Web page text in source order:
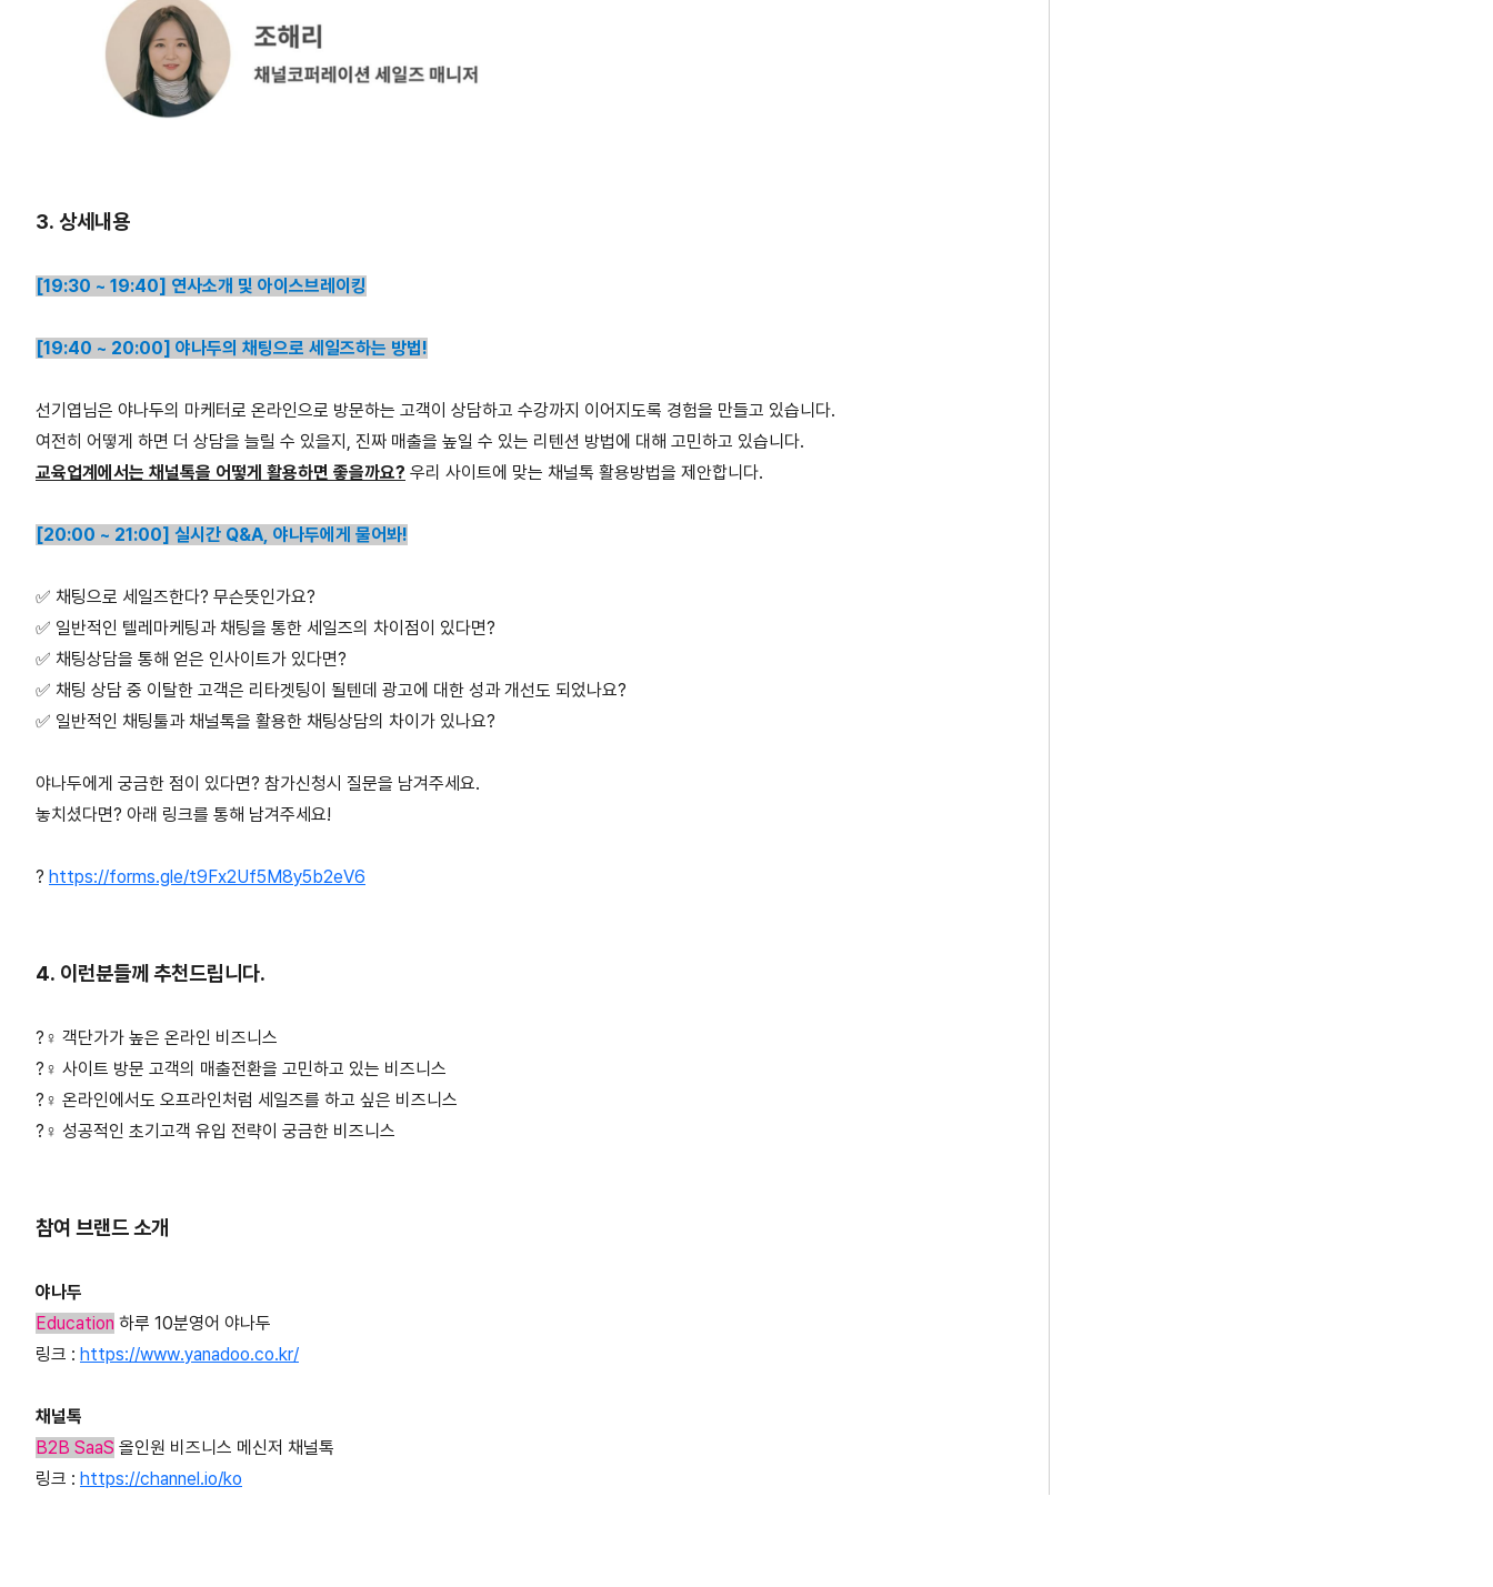
3. 상세내용
[19:30 ~ 19:40] 연사소개 및 아이스브레이킹
[19:40 ~ 20:00] 야나두의 채팅으로 세일즈하는 방법!
선기엽님은 야나두의 마케터로 온라인으로 방문하는 고객이 상담하고 수강까지 이어지도록 경험을 만들고 있습니다.
여전히 어떻게 하면 더 상담을 늘릴 수 있을지, 진짜 매출을 높일 수 있는 리텐션 방법에 대해 고민하고 있습니다.
교육업계에서는 채널톡을 어떻게 활용하면 좋을까요? 우리 사이트에 맞는 채널톡 활용방법을 제안합니다.
[20:00 ~ 21:00] 실시간 Q&A, 야나두에게 물어봐!
✅ 채팅으로 세일즈한다? 무슨뜻인가요?
✅ 일반적인 텔레마케팅과 채팅을 통한 세일즈의 차이점이 있다면?
✅ 채팅상담을 통해 얻은 인사이트가 있다면?
✅ 채팅 상담 중 이탈한 고객은 리타겟팅이 될텐데 광고에 대한 성과 개선도 되었나요?
✅ 일반적인 채팅툴과 채널톡을 활용한 채팅상담의 차이가 있나요?
야나두에게 궁금한 점이 있다면? 참가신청시 질문을 남겨주세요.
놓치셨다면? 아래 링크를 통해 남겨주세요!
? https://forms.gle/t9Fx2Uf5M8y5b2eV6
4. 이런분들께 추천드립니다.
?‍♀️ 객단가가 높은 온라인 비즈니스
?‍♀️ 사이트 방문 고객의 매출전환을 고민하고 있는 비즈니스
?‍♀️ 온라인에서도 오프라인처럼 세일즈를 하고 싶은 비즈니스
?‍♀️ 성공적인 초기고객 유입 전략이 궁금한 비즈니스
참여 브랜드 소개
야나두
Education 하루 10분영어 야나두
링크 : https://www.yanadoo.co.kr/
채널톡
B2B SaaS 올인원 비즈니스 메신저 채널톡
링크 : https://channel.io/ko